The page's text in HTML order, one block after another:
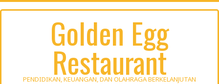
Skip
Golden Egg
Restaurant
PENDIDIKAN, KEUANGAN, DAN OLAHRAGA BERKELANJUTAN